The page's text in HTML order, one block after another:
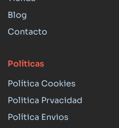
Blog
Contacto
Políticas
Política Cookies
Politica Prvacidad
Política Envios